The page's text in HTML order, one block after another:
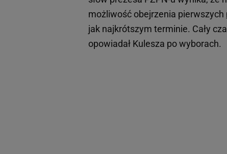
możliwość obejrzenia pierwszych
jak najkrótszym terminie. Cały
opowiadał Kulesza po wyborach.